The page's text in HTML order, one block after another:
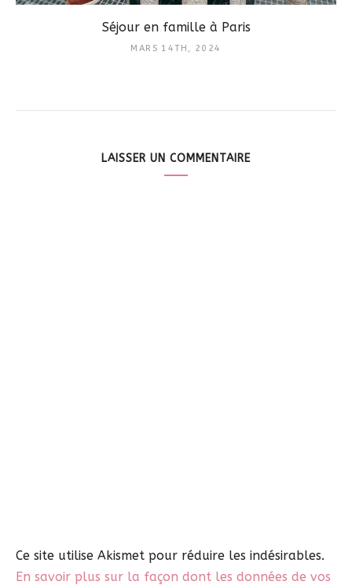
Séjour en famille à Paris
MARS 14TH, 2024
LAISSER UN COMMENTAIRE
Ce site utilise Akismet pour réduire les indésirables.
En savoir plus sur la façon dont les données de vos